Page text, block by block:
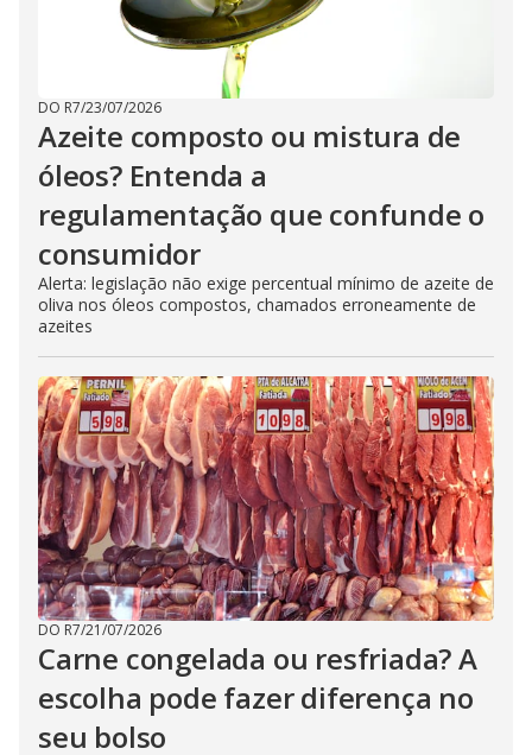
DO R7/23/07/2026
Azeite composto ou mistura de
óleos? Entenda a
regulamentação que confunde o
consumidor
Alerta: legislação não exige percentual mínimo de azeite de
oliva nos óleos compostos, chamados erroneamente de
azeites
DO R7/21/07/2026
Carne congelada ou resfriada? A
escolha pode fazer diferença no
seu bolso